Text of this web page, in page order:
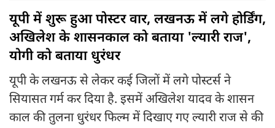
यूपी में शुरू हुआ पोस्टर वार, लखनऊ में लगे होर्डिंग,
अखिलेश के शासनकाल को बताया 'ल्यारी राज',
योगी को बताया धुरंधर
यूपी के लखनऊ से लेकर कई जिलों में लगे पोस्टर्स ने
सियासत गर्म कर दिया है. इसमें अखिलेश यादव के शासन
काल की तुलना धुरंधर फिल्म में दिखाए गए ल्यारी राज से की